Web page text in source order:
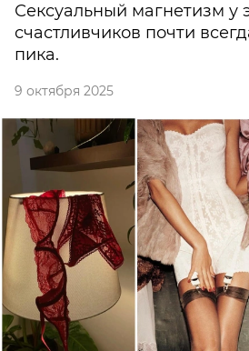
Сексуальный магнетизм у
счастливчиков почти
пика.
9 октября 2025